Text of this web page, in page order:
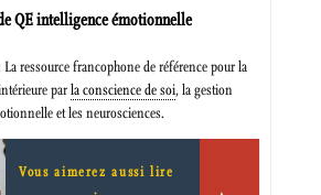
QE intelligence émotionnelle
ressource francophone de référence pour la
parla conscience de soi, la gestion
et les neurosciences.
Vous aimerez aussi lire